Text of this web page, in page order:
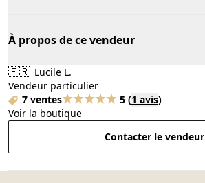
À propos de ce vendeur
🇫🇷 Lucile L.
Vendeur particulier
7 ventes
5 (1 avis)
Voir la boutique
Contacter le vendeur